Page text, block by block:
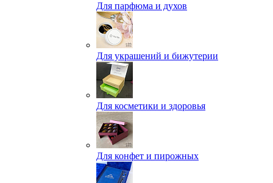
Для парфюма и духов
Для украшений и бижутерии
Для косметики и здоровья
Для конфет и пирожных